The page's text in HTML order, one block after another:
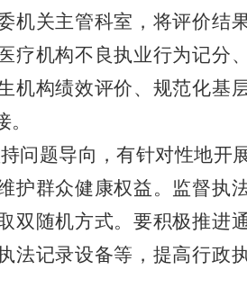
机关主管科室，将评价结
疗机构不良执业行为记分
机构绩效评价、规范化基
持问题导向，有针对性地开
护群众健康权益。监督执
双随机方式。要积极推进
法记录设备等，提高行政